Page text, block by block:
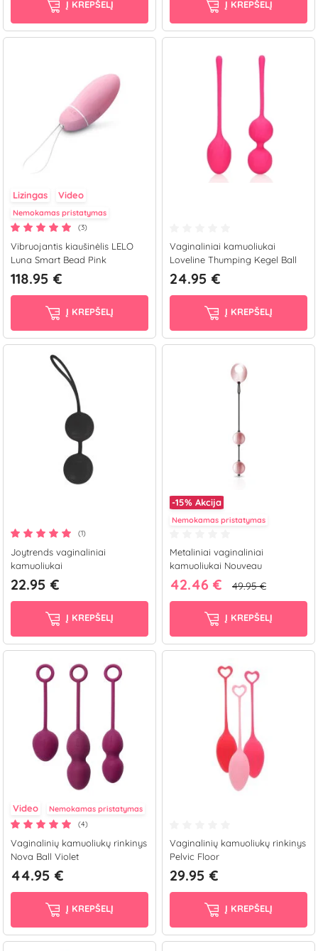
Į KREPŠELĮ Į KREPŠELĮ
Lizingas Video
Nemokamas pristatymas
(3)
Vibruojantis kiaušinėlis LELO
Luna Smart Bead Pink
118.95 €
Į KREPŠELĮ
Vaginaliniai kamuoliukai
Loveline Thumping Kegel Ball
Set
24.95 €
Į KREPŠELĮ
(1)
Joytrends vaginaliniai
kamuoliukai
22.95 €
Į KREPŠELĮ
-15% Akcija
Nemokamas pristatymas
Metaliniai vaginaliniai
kamuoliukai Nouveau
42.46 € 49.95 €
Į KREPŠELĮ
Video Nemokamas pristatymas
(4)
Vaginalinių kamuoliukų rinkinys
Nova Ball Violet
44.95 €
Į KREPŠELĮ
Vaginalinių kamuoliukų rinkinys
Pelvic Floor
29.95 €
Į KREPŠELĮ